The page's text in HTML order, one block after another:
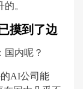
。
摸到了边
国内呢？
AI公司能